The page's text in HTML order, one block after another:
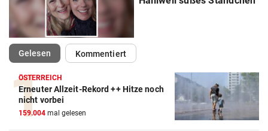
Gelesen(ausgewählt)Kommentiert
ÖSTERREICH
Erneuter Allzeit-Rekord ++ Hitze noch
nicht vorbei
159.004 mal gelesen